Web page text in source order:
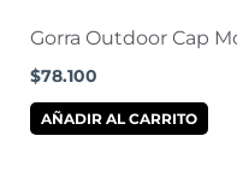
Gorra Outdoor Cap
$78.100
AÑADIR AL CARRITO